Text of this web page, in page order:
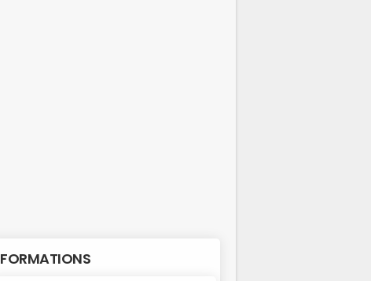
FORMATIONS